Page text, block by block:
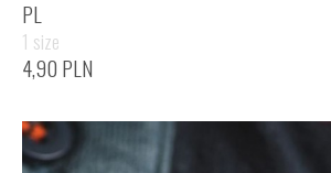
PL
1 size
4,90 PLN